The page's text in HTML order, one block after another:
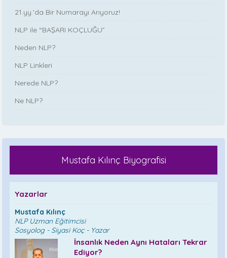
21.yy.’da Bir Numarayı Arıyoruz!
NLP ile “BAŞARI KOÇLUĞU”
Neden NLP?
NLP Linkleri
Nerede NLP?
Ne NLP?
Mustafa Kılınç Biyografisi
Yazarlar
Mustafa Kılınç
NLP Uzman Eğitimcisi
Sosyolog - Siyasi Koç - Yazar
İnsanlık Neden Aynı Hataları Tekrar
Ediyor?